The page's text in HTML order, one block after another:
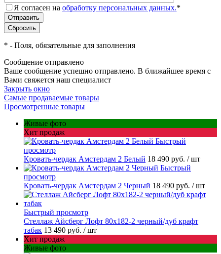
Я согласен на обработку персональных данных.*
* - Поля, обязательные для заполнения
Сообщение отправлено
Ваше сообщение успешно отправлено. В ближайшее время с
Вами свяжется наш специалист
Закрыть окно
Самые продаваемые товары
Просмотренные товары
Живые фото
Хит продаж
Быстрый
просмотр
Кровать-чердак Амстердам 2 Белый 18 490 руб. / шт
Быстрый
просмотр
Кровать-чердак Амстердам 2 Черный 18 490 руб. / шт
Быстрый просмотр
Стеллаж Айсберг Лофт 80х182-2 черный/дуб крафт
табак 13 490 руб. / шт
Хит продаж
Живые фото